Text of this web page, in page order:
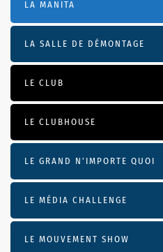
LA MANITA
LA SALLE DE DÉMONTAGE
LE CLUB
LE CLUBHOUSE
LE GRAND N’IMPORTE QUOI
LE MÉDIA CHALLENGE
LE MOUVEMENT SHOW